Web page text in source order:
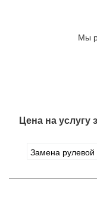
Мы
Цена на услугу
Замена рулевой